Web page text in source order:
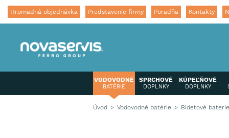
Hromadná objednávka Predstavenie firmy Poradňa Kontakty
VODOVODNÉ
BATÉRIE
SPRCHOVÉ
DOPLNKY
KÚPEĽŇOVÉ
DOPLNKY
Úvod Vodovodné batérie Bidetové batérie